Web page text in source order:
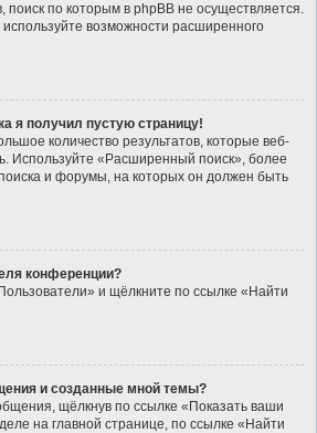
поиск по которым в phpBB не осуществляется.
возможности расширенного
я получил пустую страницу!
количество результатов, которые веб-
Используйте «Расширенный поиск», более
и форумы, на которых он должен быть
конференции?
и щёлкните по ссылке «Найти
и созданные мной темы?
щёлкнув по ссылке «Показать ваши
на главной странице, по ссылке «Найти